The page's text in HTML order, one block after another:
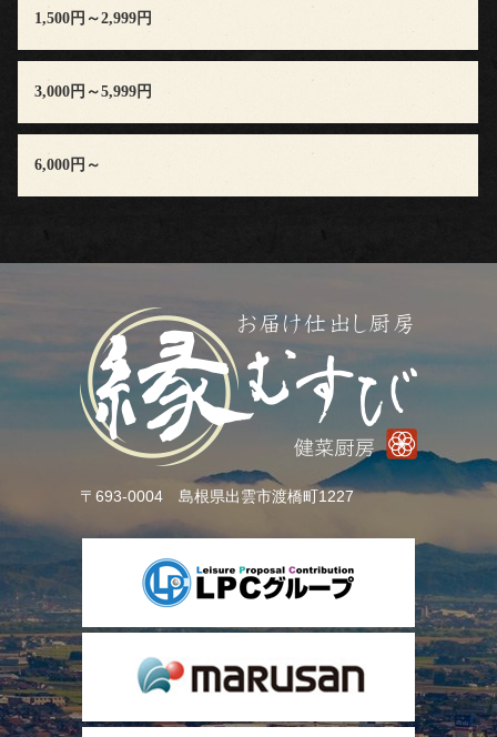
円
～
2,999
円
3,000
円
1,500円～2,999円
3,000円～5,999円
6,000円～
〒693-0004 島根県出雲市渡橋町1227